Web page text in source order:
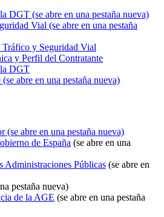
la DGT (se abre en una pestaña nueva)
Vial (se abre en una pestaña
y Seguridad Vial
y Perfil del Contratante
la DGT
(se abre en una pestaña nueva)
(se abre en una pestaña nueva)
de España (se abre en una
Administraciones Públicas (se abre en
pestaña nueva)
de la AGE (se abre en una pestaña